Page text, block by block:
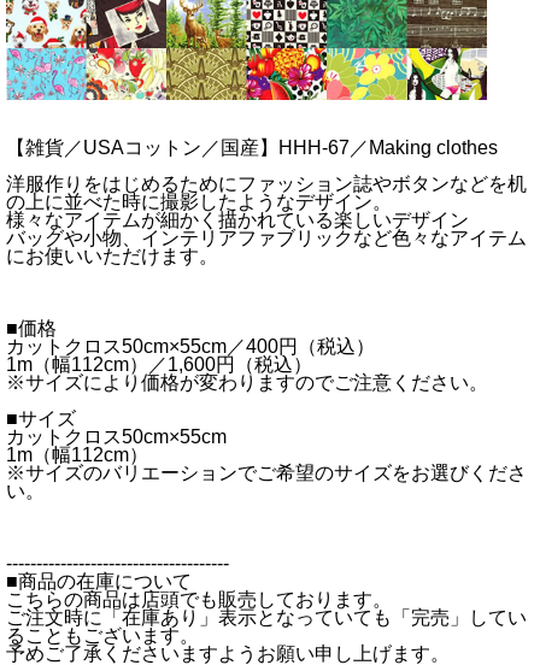
【雑貨／USAコットン／国産】HHH-67／Making clothes
洋服作りをはじめるためにファッション誌やボタンなどを机
の上に並べた時に撮影したようなデザイン。
様々なアイテムが細かく描かれている楽しいデザイン
バッグや小物、インテリアファブリックなど色々なアイテム
にお使いいただけます。
■価格
カットクロス50cm×55cm／400円（税込）
1m（幅112cm）／1,600円（税込）
※サイズにより価格が変わりますのでご注意ください。
■サイズ
カットクロス50cm×55cm
1m（幅112cm）
※サイズのバリエーションでご希望のサイズをお選びくださ
い。
-------------------------------------
■商品の在庫について
こちらの商品は店頭でも販売しております。
ご注文時に「在庫あり」表示となっていても「完売」してい
ることもございます。
予めご了承くださいますようお願い申し上げます。